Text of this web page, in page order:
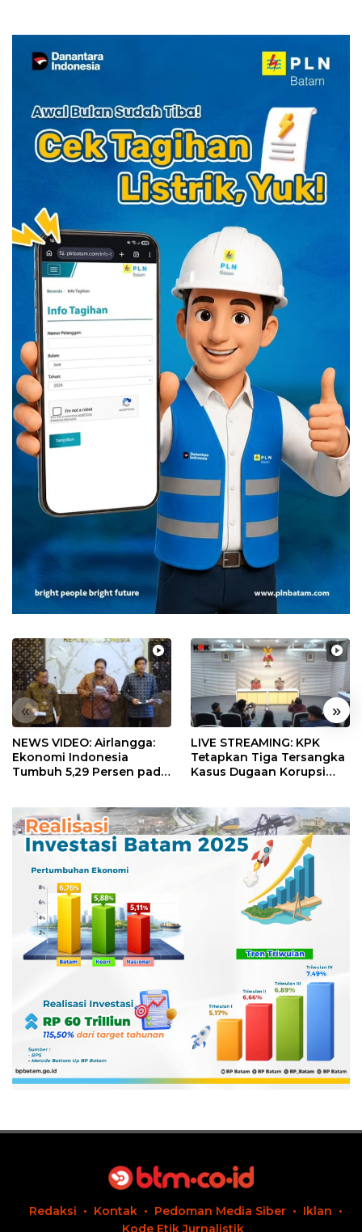
« »
NEWS VIDEO: Airlangga:
Ekonomi Indonesia
Tumbuh 5,29 Persen pada
LIVE STREAMING: KPK
Tetapkan Tiga Tersangka
Kasus Dugaan Korupsi
Redaksi Kontak Pedoman Media Siber
Iklan
Kode Etik Jurnalistik